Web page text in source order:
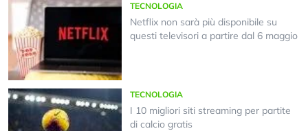
TECNOLOGIA
Netflix non sarà più disponibile su
questi televisori a partire dal 6 maggio
TECNOLOGIA
I 10 migliori siti streaming per partite
di calcio gratis